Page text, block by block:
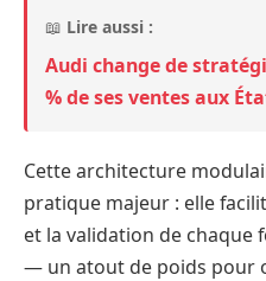
📖 Lire aussi :
Audi change de
% de ses ventes aux
Cette architecture
pratique majeur : elle
et la validation de chaque
— un atout de poids pour